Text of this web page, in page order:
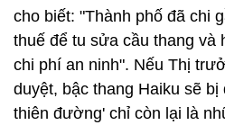
cho biết: "Thành phố đã chi
thuế để tu sửa cầu thang và
chi phí an ninh". Nếu Thị
duyệt, bậc thang Haiku sẽ
thiên đường' chỉ còn lại là